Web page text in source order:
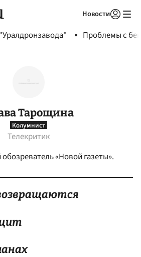
Новости
Проблемы с
Тарощина
Колумнист
Телекритик
«Новой газеты».